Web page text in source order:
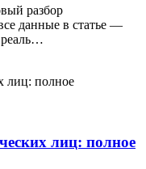
разбор
данные в статье —
лиц: полное